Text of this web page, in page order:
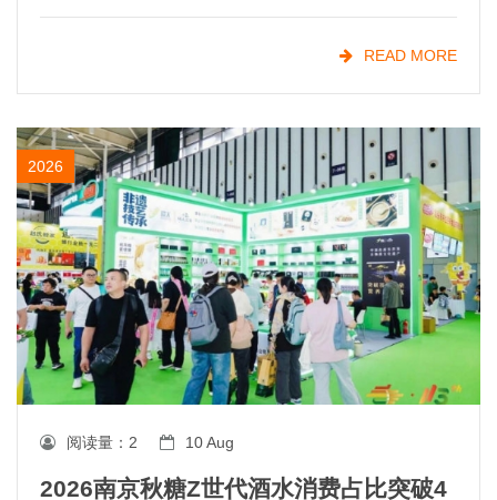
5100亿元，且仍在稳步增长。与此同时，*持续强化
食品安全标准，正引导整个行业朝着更健康、更优质
READ MORE
2026
阅读量： 2 10 Aug
2026南京秋糖Z世代酒水消费占比突破4